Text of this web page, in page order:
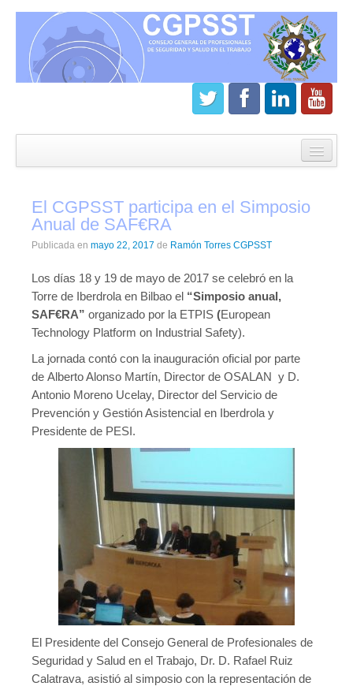
¿Que es el Consejo?
Estatutos
Órganos de gobierno
Asamblea general CGPSST
Publicaciones
Publicaciones del CGPSST
Jurisprudencia
Publicaciones de las asociaciones
Publicaciones de otros colectivos
Prevencionistas
Prevencionistas SST
Novedades
Novedades del consejo
Novedades de asociaciones
Novedades legislativas
El CGPSST participa en el Simposio
Anual de SAF€RA
Publicada en mayo 22, 2017 de Ramón Torres CGPSST
Los días 18 y 19 de mayo de 2017 se celebró en la
Torre de Iberdrola en Bilbao el “Simposio anual,
SAF€RA” organizado por la ETPIS (European
Technology Platform on Industrial Safety).
La jornada contó con la inauguración oficial por parte
de Alberto Alonso Martín, Director de OSALAN y D.
Antonio Moreno Ucelay, Director del Servicio de
Prevención y Gestión Asistencial en Iberdrola y
Presidente de PESI.
El Presidente del Consejo General de Profesionales de
Seguridad y Salud en el Trabajo, Dr. D. Rafael Ruiz
Calatrava, asistió al simposio con la representación de